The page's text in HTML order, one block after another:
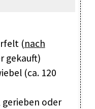
(nach
gekauft)
(ca. 120
oder